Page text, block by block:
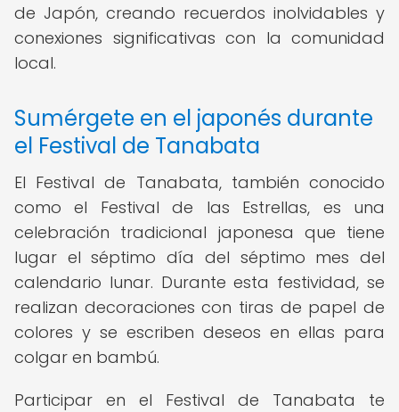
de Japón, creando recuerdos inolvidables y
conexiones significativas con la comunidad
local.
Sumérgete en el japonés durante
el Festival de Tanabata
El Festival de Tanabata, también conocido
como el Festival de las Estrellas, es una
celebración tradicional japonesa que tiene
lugar el séptimo día del séptimo mes del
calendario lunar. Durante esta festividad, se
realizan decoraciones con tiras de papel de
colores y se escriben deseos en ellas para
colgar en bambú.
Participar en el Festival de Tanabata te